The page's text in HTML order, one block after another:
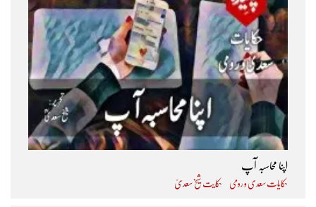
اپنا محاسبہ آپ
حکایات سعدی و رومی حکایت شیخ سعدیؒ